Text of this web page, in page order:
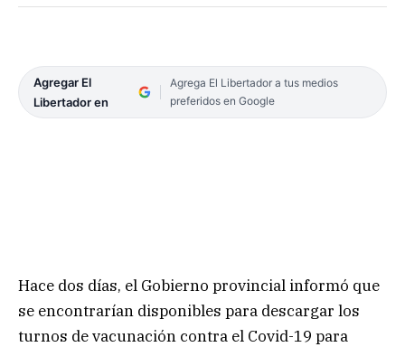
Agregar El
Libertador en
Agrega El Libertador a tus medios
preferidos en Google
Hace dos días, el Gobierno provincial informó que
se encontrarían disponibles para descargar los
turnos de vacunación contra el Covid-19 para